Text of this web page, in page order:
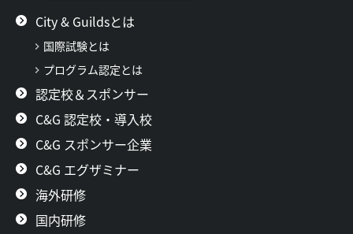
City & Guildsとは
国際試験とは
プログラム認定とは
認定校＆スポンサー
C&G 認定校・導入校
C&G スポンサー企業
C&G エグザミナー
海外研修
国内研修